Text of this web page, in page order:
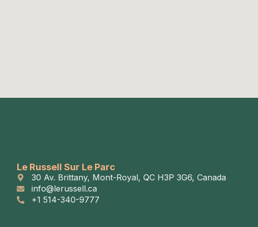
Le Russell Sur Le Parc
30 Av. Brittany, Mont-Royal, QC H3P 3G6, Canada
info@lerussell.ca
+1 514-340-9777